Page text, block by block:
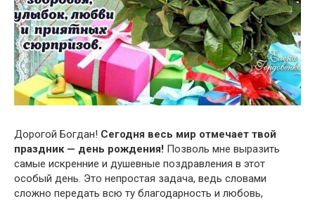
Дорогой Богдан! Сегодня весь мир отмечает твой
праздник — день рождения! Позволь мне выразить
самые искренние и душевные поздравления в этот
особый день. Это непростая задача, ведь словами
сложно передать всю ту благодарность и любовь,